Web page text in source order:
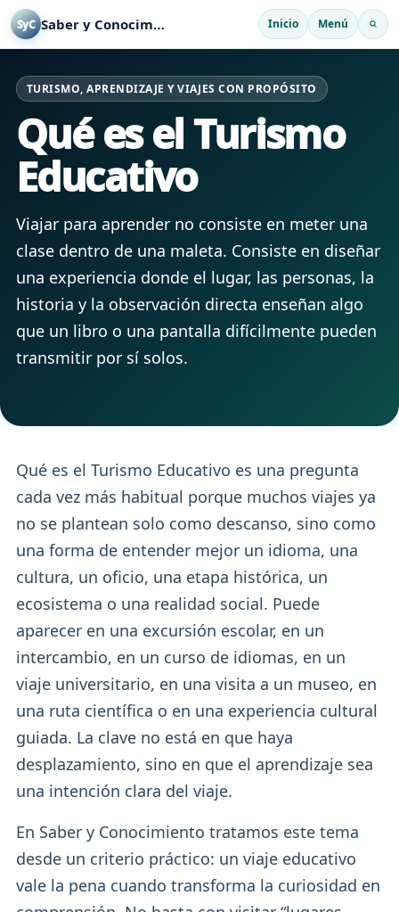
SyC Saber y Conocimiento Inicio Menú
TURISMO, APRENDIZAJE Y VIAJES CON PROPÓSITO
Qué es el Turismo
Educativo
Viajar para aprender no consiste en meter una
clase dentro de una maleta. Consiste en diseñar
una experiencia donde el lugar, las personas, la
historia y la observación directa enseñan algo
que un libro o una pantalla difícilmente pueden
transmitir por sí solos.
Qué es el Turismo Educativo es una pregunta
cada vez más habitual porque muchos viajes ya
no se plantean solo como descanso, sino como
una forma de entender mejor un idioma, una
cultura, un oficio, una etapa histórica, un
ecosistema o una realidad social. Puede
aparecer en una excursión escolar, en un
intercambio, en un curso de idiomas, en un
viaje universitario, en una visita a un museo, en
una ruta científica o en una experiencia cultural
guiada. La clave no está en que haya
desplazamiento, sino en que el aprendizaje sea
una intención clara del viaje.
En Saber y Conocimiento tratamos este tema
desde un criterio práctico: un viaje educativo
vale la pena cuando transforma la curiosidad en